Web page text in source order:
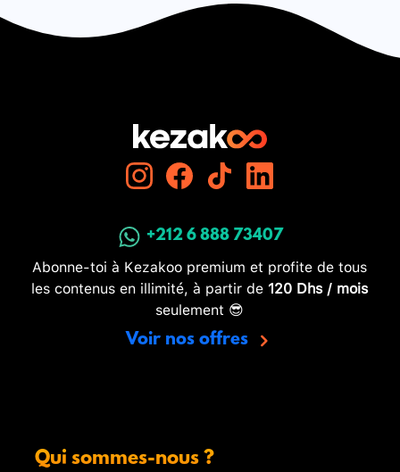
+212 6 888 73407
Abonne-toi à Kezakoo premium et profite de tous
les contenus en illimité, à partir de 120 Dhs / mois
seulement 😎
Voir nos offres
Qui sommes-nous ?